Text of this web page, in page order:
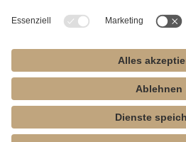
यहां दिए गए सभी विनिर्देश और विवरण उत्पाद के
हो सकते हैं। MK-dent किसी भी समय इस
सूचना देने का कोई दायित्व नहीं है। इस दस्तावेज़ में
फीचर, विनिर्देश और उत्पाद की अन्य जानकारी,
निर्धारण, घटक, प्रदर्शन, उपलब्धता और क्षमताएं
हैं, बिना किसी सूचना या बाध्यता के परिवर्तन के
Acteon-Satelec, B.A. International,
Fona, Kavo, Mectron, Midwest, NSK,